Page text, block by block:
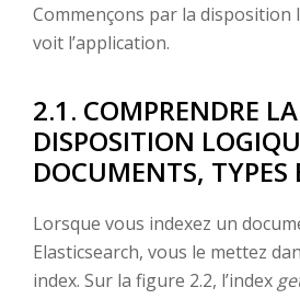
Commençons par la disposition
voit l’application.
2.1. COMPRENDRE LA
DISPOSITION
DOCUMENTS, TYPES
Lorsque vous indexez un
Elasticsearch, vous le mettez
index. Sur la figure 2.2, l’index